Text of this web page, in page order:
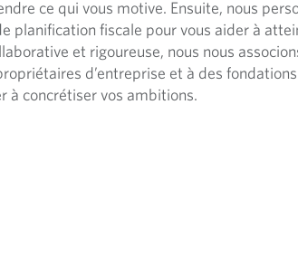
ce qui vous motive. Ensuite, nous
planification fiscale pour vous aider à
et rigoureuse, nous nous
d’entreprise et à des
à concrétiser vos ambitions.